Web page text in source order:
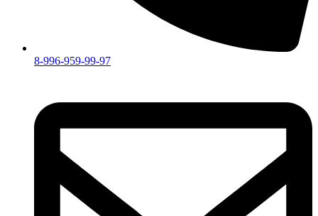
8-996-959-99-97